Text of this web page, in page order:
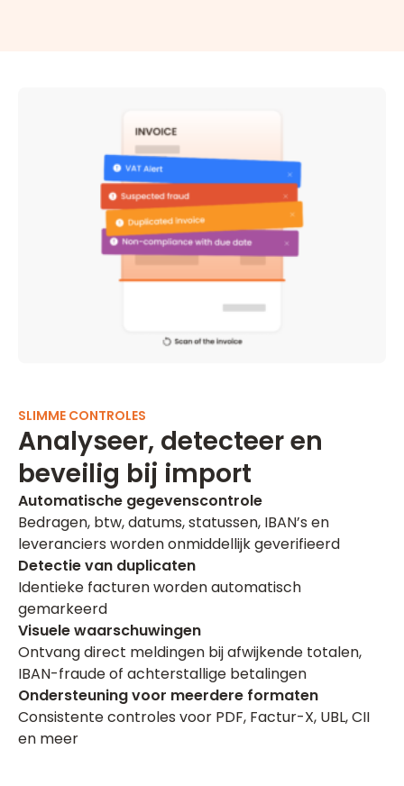
SLIMME CONTROLES
Analyseer, detecteer en
beveilig bij import
Automatische gegevenscontrole
Bedragen, btw, datums, statussen, IBAN’s en
leveranciers worden onmiddellijk geverifieerd
Detectie van duplicaten
Identieke facturen worden automatisch
gemarkeerd
Visuele waarschuwingen
Ontvang direct meldingen bij afwijkende totalen,
IBAN-fraude of achterstallige betalingen
Ondersteuning voor meerdere formaten
Consistente controles voor PDF, Factur-X, UBL, CII
en meer